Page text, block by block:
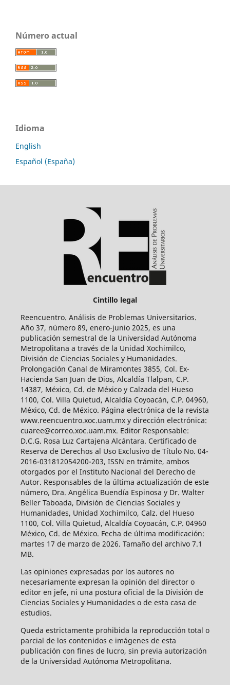
Número actual
Idioma
English
Español (España)
Cintillo legal
Reencuentro. Análisis de Problemas Universitarios.
Año 37, número 89, enero-junio 2025, es una
publicación semestral de la Universidad Autónoma
Metropolitana a través de la Unidad Xochimilco,
División de Ciencias Sociales y Humanidades.
Prolongación Canal de Miramontes 3855, Col. Ex-
Hacienda San Juan de Dios, Alcaldía Tlalpan, C.P.
14387, México, Cd. de México y Calzada del Hueso
1100, Col. Villa Quietud, Alcaldía Coyoacán, C.P. 04960,
México, Cd. de México. Página electrónica de la revista
www.reencuentro.xoc.uam.mx y dirección electrónica:
cuaree@correo.xoc.uam.mx. Editor Responsable:
D.C.G. Rosa Luz Cartajena Alcántara. Certificado de
Reserva de Derechos al Uso Exclusivo de Título No. 04-
2016-031812054200-203, ISSN en trámite, ambos
otorgados por el Instituto Nacional del Derecho de
Autor. Responsables de la última actualización de este
número, Dra. Angélica Buendía Espinosa y Dr. Walter
Beller Taboada, División de Ciencias Sociales y
Humanidades, Unidad Xochimilco, Calz. del Hueso
1100, Col. Villa Quietud, Alcaldía Coyoacán, C.P. 04960
México, Cd. de México. Fecha de última modificación:
martes 17 de marzo de 2026. Tamaño del archivo 7.1
MB.
Las opiniones expresadas por los autores no
necesariamente expresan la opinión del director o
editor en jefe, ni una postura oficial de la División de
Ciencias Sociales y Humanidades o de esta casa de
estudios.
Queda estrictamente prohibida la reproducción total o
parcial de los contenidos e imágenes de esta
publicación con fines de lucro, sin previa autorización
de la Universidad Autónoma Metropolitana.